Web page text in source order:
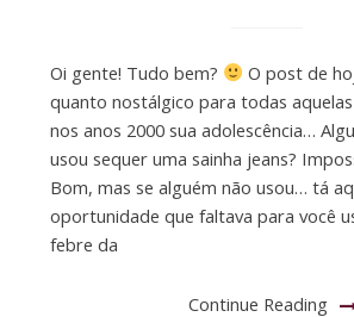
Oi gente! Tudo bem?
O post de
quanto nostálgico para todas
nos anos 2000 sua adolescência…
usou sequer uma sainha jeans?
Bom, mas se alguém não usou… tá
oportunidade que faltava para você
febre da
Continue Reading